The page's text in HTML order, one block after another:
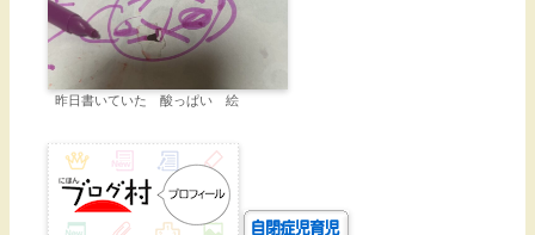
昨日書いていた 酸っぱい 絵